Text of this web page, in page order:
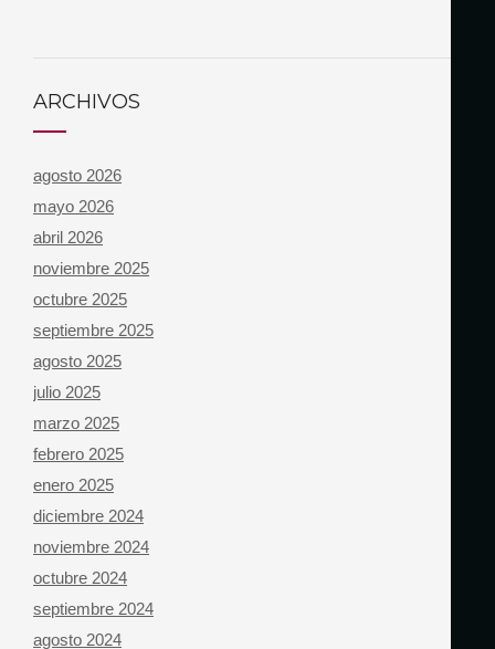
ARCHIVOS
agosto 2026
mayo 2026
abril 2026
noviembre 2025
octubre 2025
septiembre 2025
agosto 2025
julio 2025
marzo 2025
febrero 2025
enero 2025
diciembre 2024
noviembre 2024
octubre 2024
septiembre 2024
agosto 2024